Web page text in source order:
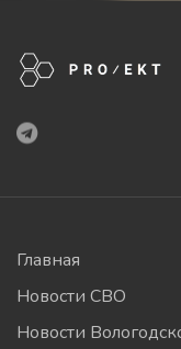
Главная
Новости СВО
Новости